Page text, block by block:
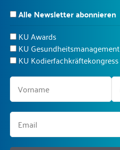
Alle Newsletter abonnieren
KU Awards
KU Gesundheitsmanagement
KU Kodierfachkräftekongress